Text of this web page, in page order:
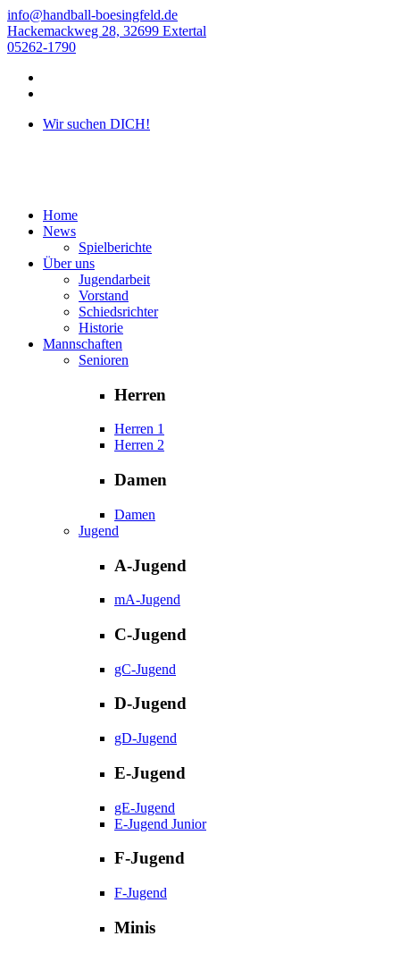
info@handball-boesingfeld.de
Hackemackweg 28, 32699 Extertal
05262-1790
Wir suchen DICH!
Home
News
Spielberichte
Über uns
Jugendarbeit
Vorstand
Schiedsrichter
Historie
Mannschaften
Senioren
Herren
Herren 1
Herren 2
Damen
Damen
Jugend
A-Jugend
mA-Jugend
C-Jugend
gC-Jugend
D-Jugend
gD-Jugend
E-Jugend
gE-Jugend
E-Jugend Junior
F-Jugend
F-Jugend
Minis